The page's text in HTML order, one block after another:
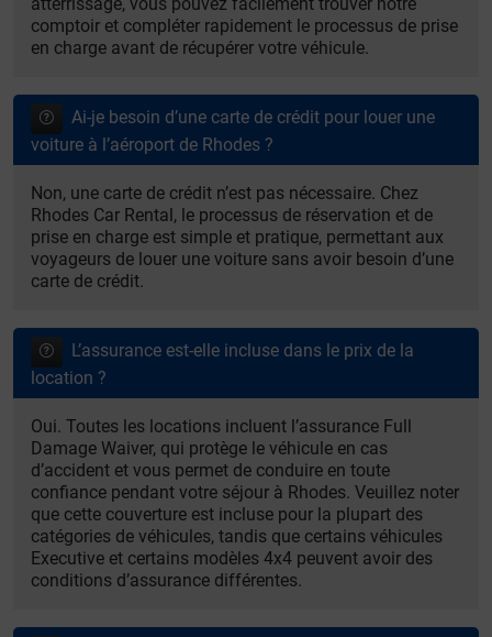
comptoir et compléter rapidement le processus de prise
en charge avant de récupérer votre véhicule.
Ai-je besoin d’une carte de crédit pour louer une
voiture à l’aéroport de Rhodes ?
Non, une carte de crédit n’est pas nécessaire. Chez
Rhodes Car Rental, le processus de réservation et de
prise en charge est simple et pratique, permettant aux
voyageurs de louer une voiture sans avoir besoin d’une
carte de crédit.
L’assurance est-elle incluse dans le prix de la
location ?
Oui. Toutes les locations incluent l’assurance Full
Damage Waiver, qui protège le véhicule en cas
d’accident et vous permet de conduire en toute
confiance pendant votre séjour à Rhodes. Veuillez noter
que cette couverture est incluse pour la plupart des
catégories de véhicules, tandis que certains véhicules
Executive et certains modèles 4x4 peuvent avoir des
conditions d’assurance différentes.